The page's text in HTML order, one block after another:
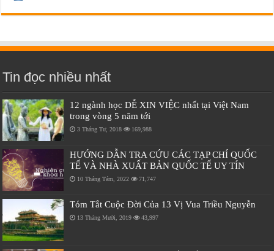
Tin đọc nhiều nhất
12 ngành học DỄ XIN VIỆC nhất tại Việt Nam
trong vòng 5 năm tới
3 Tháng Tư, 2018 169,988
HƯỚNG DẪN TRA CỨU CÁC TẠP CHÍ QUỐC
TẾ VÀ NHÀ XUẤT BẢN QUỐC TẾ UY TÍN
10 Tháng Tám, 2022 71,747
Tóm Tắt Cuộc Đời Của 13 Vị Vua Triều Nguyễn
13 Tháng Mười, 2019 43,997